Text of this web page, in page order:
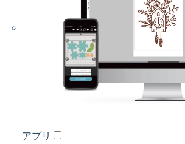
アプリ